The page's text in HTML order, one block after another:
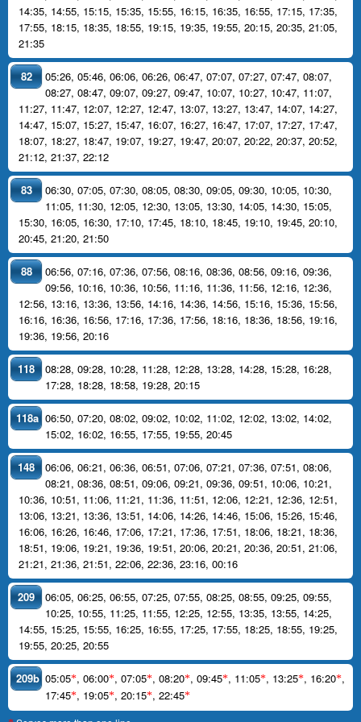
14:35, 14:55, 15:15, 15:35, 15:55, 16:15, 16:35, 16:55, 17:15, 17:35,
17:55, 18:15, 18:35, 18:55, 19:15, 19:35, 19:55, 20:15, 20:35, 21:05,
21:35
82 05:26, 05:46, 06:06, 06:26, 06:47, 07:07, 07:27, 07:47, 08:07,
08:27, 08:47, 09:07, 09:27, 09:47, 10:07, 10:27, 10:47, 11:07,
11:27, 11:47, 12:07, 12:27, 12:47, 13:07, 13:27, 13:47, 14:07, 14:27,
14:47, 15:07, 15:27, 15:47, 16:07, 16:27, 16:47, 17:07, 17:27, 17:47,
18:07, 18:27, 18:47, 19:07, 19:27, 19:47, 20:07, 20:22, 20:37, 20:52,
21:12, 21:37, 22:12
83 06:30, 07:05, 07:30, 08:05, 08:30, 09:05, 09:30, 10:05, 10:30,
11:05, 11:30, 12:05, 12:30, 13:05, 13:30, 14:05, 14:30, 15:05,
15:30, 16:05, 16:30, 17:10, 17:45, 18:10, 18:45, 19:10, 19:45, 20:10,
20:45, 21:20, 21:50
88 06:56, 07:16, 07:36, 07:56, 08:16, 08:36, 08:56, 09:16, 09:36,
09:56, 10:16, 10:36, 10:56, 11:16, 11:36, 11:56, 12:16, 12:36,
12:56, 13:16, 13:36, 13:56, 14:16, 14:36, 14:56, 15:16, 15:36, 15:56,
16:16, 16:36, 16:56, 17:16, 17:36, 17:56, 18:16, 18:36, 18:56, 19:16,
19:36, 19:56, 20:16
118 08:28, 09:28, 10:28, 11:28, 12:28, 13:28, 14:28, 15:28, 16:28,
17:28, 18:28, 18:58, 19:28, 20:15
118a 06:50, 07:20, 08:02, 09:02, 10:02, 11:02, 12:02, 13:02, 14:02,
15:02, 16:02, 16:55, 17:55, 19:55, 20:45
148 06:06, 06:21, 06:36, 06:51, 07:06, 07:21, 07:36, 07:51, 08:06,
08:21, 08:36, 08:51, 09:06, 09:21, 09:36, 09:51, 10:06, 10:21,
10:36, 10:51, 11:06, 11:21, 11:36, 11:51, 12:06, 12:21, 12:36, 12:51,
13:06, 13:21, 13:36, 13:51, 14:06, 14:26, 14:46, 15:06, 15:26, 15:46,
16:06, 16:26, 16:46, 17:06, 17:21, 17:36, 17:51, 18:06, 18:21, 18:36,
18:51, 19:06, 19:21, 19:36, 19:51, 20:06, 20:21, 20:36, 20:51, 21:06,
21:21, 21:36, 21:51, 22:06, 22:36, 23:16, 00:16
209 06:05, 06:25, 06:55, 07:25, 07:55, 08:25, 08:55, 09:25, 09:55,
10:25, 10:55, 11:25, 11:55, 12:25, 12:55, 13:35, 13:55, 14:25,
14:55, 15:25, 15:55, 16:25, 16:55, 17:25, 17:55, 18:25, 18:55, 19:25,
19:55, 20:25, 20:55
209b 05:05*, 06:00*, 07:05*, 08:20*, 09:45*, 11:05*, 13:25*, 16:20*,
17:45*, 19:05*, 20:15*, 22:45*